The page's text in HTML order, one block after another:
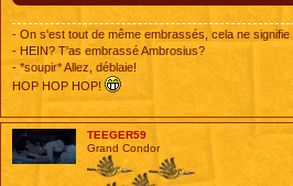
- On s'est tout de même embrassés, cela ne signifie
- HEIN? T'as embrassé Ambrosius?
- *soupir* Allez, déblaie!
HOP HOP HOP!
TEEGER59
Grand Condor